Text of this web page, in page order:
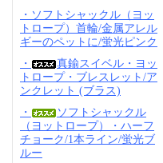
・ソフトシャックル（ヨッ
トロープ）首輪/金属アレル
ギーのペットに/蛍光ピンク
・
真鍮スイベル・ヨッ
トロープ・ブレスレット/ア
ンクレット (ブラス)
・
ソフトシャックル
（ヨットロープ）・ハーフ
チョーク/1本ライン/蛍光ブ
ルー